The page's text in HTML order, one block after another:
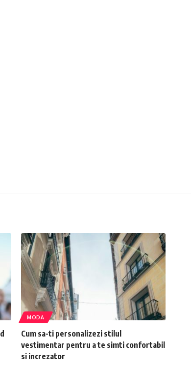
MODA
Cum sa-ti personalizezi stilul
vestimentar pentru a te simti confortabil
si increzator